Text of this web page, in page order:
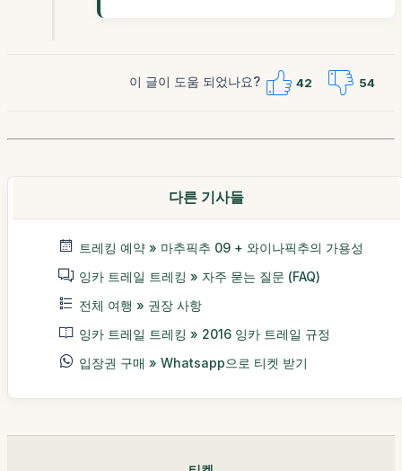
이 글이 도움 되었나요? 42 54
다른 기사들
트레킹 예약 » 마추픽추 09 + 와이나픽추의 가용성
잉카 트레일 트레킹 » 자주 묻는 질문 (FAQ)
전체 여행 » 권장 사항
잉카 트레일 트레킹 » 2016 잉카 트레일 규정
입장권 구매 » Whatsapp으로 티켓 받기